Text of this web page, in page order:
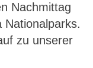
Nachmittag
Nationalparks.
zu unserer